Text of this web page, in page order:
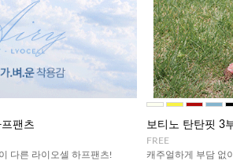
팬츠
다른 라이오셀 하프팬츠!
보티노 탄탄핏 3
FREE
캐주얼하게 부담 없